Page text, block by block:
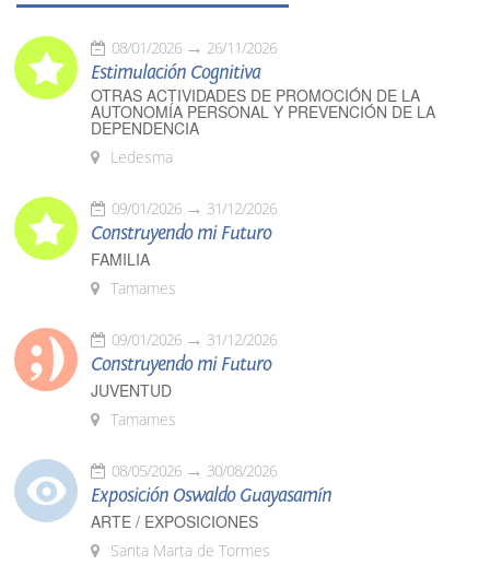
08/01/2026 26/11/2026
Estimulación Cognitiva
OTRAS ACTIVIDADES DE PROMOCIÓN DE LA
AUTONOMÍA PERSONAL Y PREVENCIÓN DE LA
DEPENDENCIA
Ledesma
09/01/2026 31/12/2026
Construyendo mi Futuro
FAMILIA
Tamames
09/01/2026 31/12/2026
Construyendo mi Futuro
JUVENTUD
Tamames
08/05/2026 30/08/2026
Exposición Oswaldo Guayasamín
ARTE / EXPOSICIONES
Santa Marta de Tormes